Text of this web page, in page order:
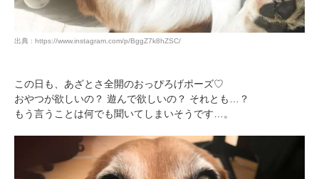
出典 : https://www.instagram.com/p/BggZ7k8hZSC/
この日も、あざとさ全開のおっぴろげポーズ♡
おやつが欲しいの？ 遊んで欲しいの？ それとも…？
もう言うことは何でも聞いてしまいそうです…。